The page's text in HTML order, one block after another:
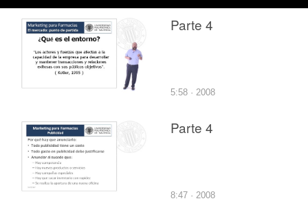
Parte 4
5:58 · 2008
Parte 4
8:47 · 2008